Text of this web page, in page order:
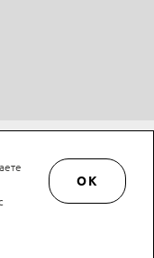
Все права защищены.
и защите персональных
OK